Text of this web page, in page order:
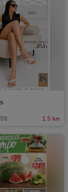
1.5 km